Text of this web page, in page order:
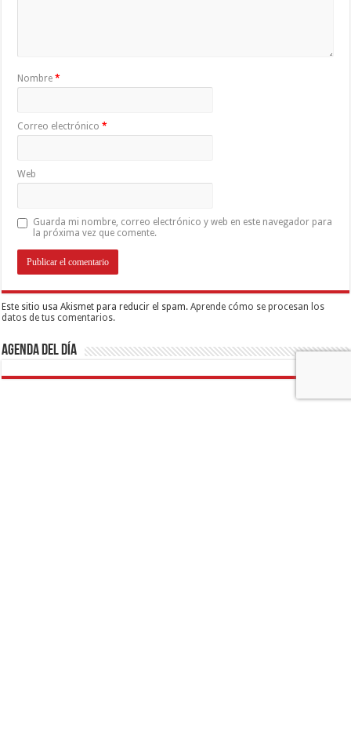
Nombre*
Correo electrónico*
Web
Guarda mi nombre, correo electrónico y web en este navegador para
la próxima vez que comente.
Este sitio usa Akismet para reducir el spam.Aprende cómo se procesan los
datos de tus comentarios.
Agenda del día